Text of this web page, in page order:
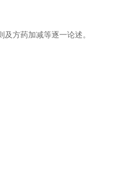
方药加减等逐一论述。